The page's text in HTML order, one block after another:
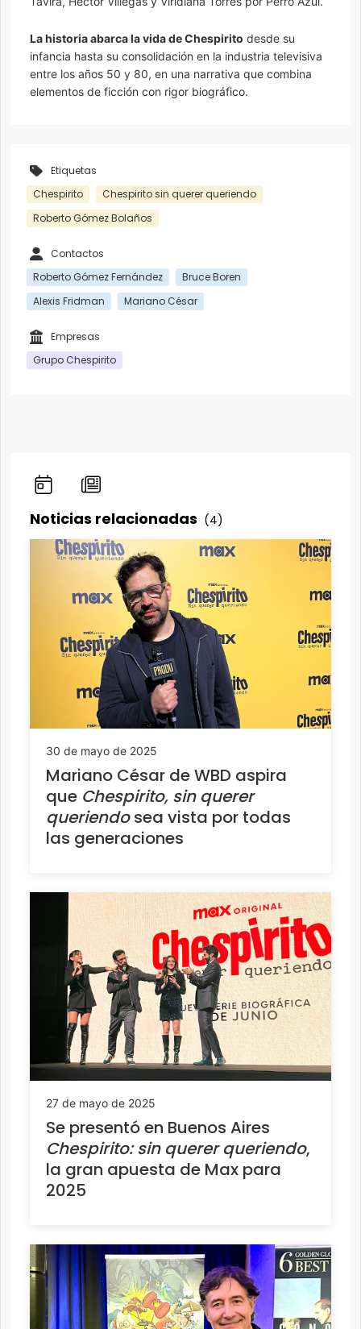
La historia abarca la vida de Chespirito desde su
infancia hasta su consolidación en la industria televisiva
entre los años 50 y 80, en una narrativa que combina
elementos de ficción con rigor biográfico.
Etiquetas
Chespirito
Chespirito sin querer queriendo
Roberto Gómez Bolaños
Contactos
Roberto Gómez Fernández
Bruce Boren
Alexis Fridman
Mariano César
Empresas
Grupo Chespirito
Noticias relacionadas (4)
30 de mayo de 2025
Mariano César de WBD aspira
que Chespirito, sin querer
queriendosea vista por todas
las generaciones
27 de mayo de 2025
Se presentó en Buenos Aires
Chespirito: sin querer queriendo,
la gran apuesta de Max para
2025